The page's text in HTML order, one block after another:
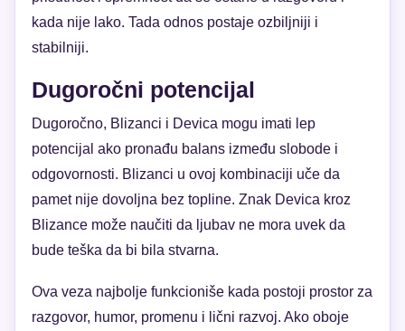
kada nije lako. Tada odnos postaje ozbiljniji i
stabilniji.
Dugoročni potencijal
Dugoročno, Blizanci i Devica mogu imati lep
potencijal ako pronađu balans između slobode i
odgovornosti. Blizanci u ovoj kombinaciji uče da
pamet nije dovoljna bez topline. Znak Devica kroz
Blizance može naučiti da ljubav ne mora uvek da
bude teška da bi bila stvarna.
Ova veza najbolje funkcioniše kada postoji prostor za
razgovor, humor, promenu i lični razvoj. Ako oboje